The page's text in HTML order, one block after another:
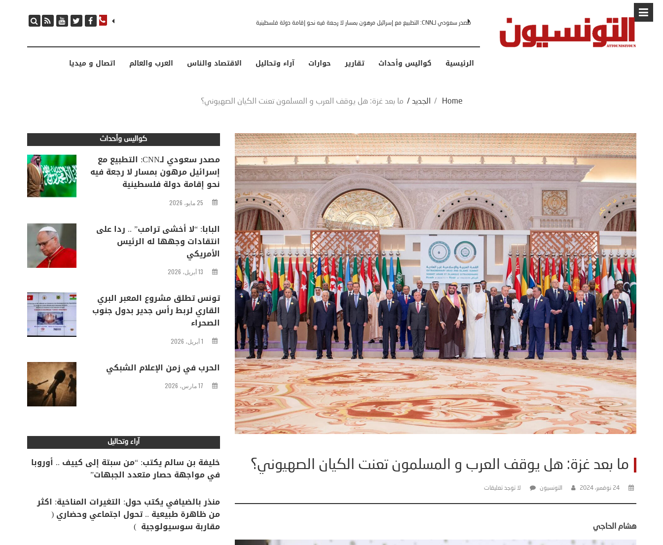
مصدر سعودي لـCNN: التطبيع مع إسرائيل مرهون بمسار لا رجعة فيه نحو إقامة دولة فلسطينية البابا: “لا أخشى ترامب” .. ردا على انتقادات وجهها له الرئيس الأمريكي
الرئيسية كواليس وأحداث تقارير حوارات آراء وتحاليل الاقتصاد والناس العرب والعالم اتصال و ميديا
Home
/ الجديد / ما بعد غزة: ھل يوقف العرب و المسلمون تعنت الكيان الصهيوني؟
ما بعد غزة: ھل يوقف العرب و المسلمون تعنت الكيان الصهيوني؟
24 نوفمبر، 2024 التونسيون لا توجد تعليقات
هشام الحاجي
كواليس وأحداث
مصدر سعودي لـCNN: التطبيع مع
إسرائيل مرهون بمسار لا رجعة فيه
نحو إقامة دولة فلسطينية
25 مايو، 2026
البابا: “لا أخشى ترامب” .. ردا على
انتقادات وجهها له الرئيس
الأمريكي
13 أبريل، 2026
تونس تطلق مشروع المعبر البري
القاري لربط رأس جدير بدول جنوب
الصحراء
1 أبريل، 2026
الحرب في زمن الإعلام الشبكي
17 مارس، 2026
آراء وتحاليل
خليفة بن سالم يكتب: “من سبتة إلى كييف .. أوروبا
في مواجهة حصار متعدد الجبهات”
منذر بالضيافي يكتب حول: التغيرات المناخية: اكثر
من ظاهرة طبيعية .. تحول اجتماعي وحضاري (
مقاربة سوسيولوجية )